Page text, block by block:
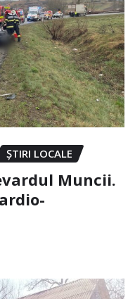
ȘTIRI LOCALE
Muncii.